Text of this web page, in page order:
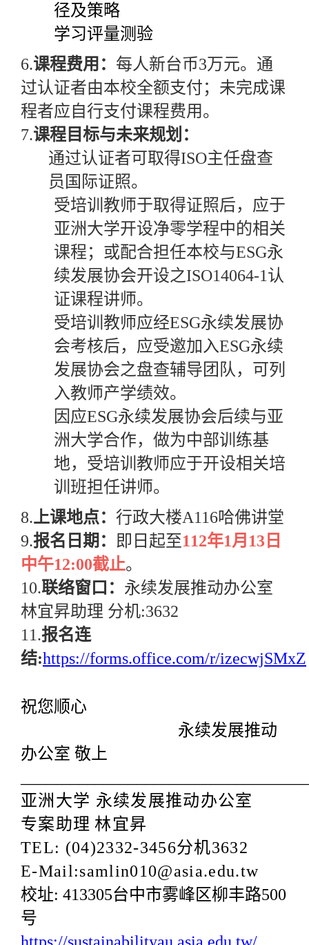
径及策略
学习评量测验
6.课程费用： 每人新台币3万元。通
过认证者由本校全额支付；未完成课
程者应自行支付课程费用。
7.课程目标与未来规划：
通过认证者可取得ISO主任盘查
员国际证照。
受培训教师于取得证照后，应于
亚洲大学开设净零学程中的相关
课程；或配合担任本校与ESG永
续发展协会开设之ISO14064-1认
证课程讲师。
受培训教师应经ESG永续发展协
会考核后，应受邀加入ESG永续
发展协会之盘查辅导团队，可列
入教师产学绩效。
因应ESG永续发展协会后续与亚
洲大学合作，做为中部训练基
地，受培训教师应于开设相关培
训班担任讲师。
8.上课地点： 行政大楼A116哈佛讲堂
9.报名日期： 即日起至112年1月 13 日
中午12:00截止。
10.联络窗口： 永续发展推动办公室
林宜昇助理 分机:3632
11.报名连
结:https://forms.office.com/r/izecwjSMxZ
祝您顺心
永续发展推动
办公室 敬上
亚洲大学 永续发展推动办公室
专案助理 林宜昇
TEL: (04)2332-3456分机3632
E-Mail:samlin010@asia.edu.tw
校址: 413305台中市雾峰区柳丰路500
号
https://sustainabilityau.asia.edu.tw/